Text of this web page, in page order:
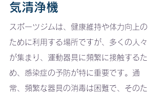
気清浄機
スポーツジムは、健康維持や体力向上の
ために利用する場所ですが、多くの人々
が集まり、運動器具に頻繁に接触するた
め、感染症の予防が特に重要です。通
常、頻繁な器具の消毒は困難で、そのた